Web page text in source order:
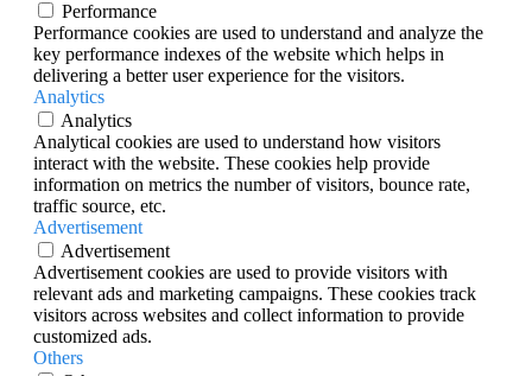
Performance
Performance cookies are used to understand and analyze the
key performance indexes of the website which helps in
delivering a better user experience for the visitors.
Analytics
Analytics
Analytical cookies are used to understand how visitors
interact with the website. These cookies help provide
information on metrics the number of visitors, bounce rate,
traffic source, etc.
Advertisement
Advertisement
Advertisement cookies are used to provide visitors with
relevant ads and marketing campaigns. These cookies track
visitors across websites and collect information to provide
customized ads.
Others